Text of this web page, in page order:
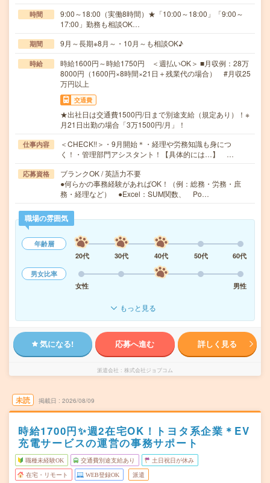
時間
9:00～18:00（実働8時間）★「10:00～18:00」「9:00～
17:00」勤務も相談OK…
期間 9月～長期※8月～・10月～も相談OK♪
時給
時給1600円～時給1750円 ＜週払いOK＞ ■月収例：28万
8000円（1600円×8時間×21日＋残業代の場合） #月収25
万円以上
交通費
★出社日は交通費1500円/日まで別途支給（規定あり）！※
月21日出勤の場合「3万1500円/月」！
仕事内容
＜CHECK!!＞・9月開始＊・経理や労務知識も身につ
く！・管理部門アシスタント！【具体的には…】 …
応募資格
ブランクOK / 英語力不要
●何らかの事務経験があればOK！（例：総務・労務・庶
務・経理など） ●Excel：SUM関数、 Po…
職場の雰囲気
年齢層
20代
30代 40代 50代
60代
男女比率
女性
男性
もっと見る
気になる! 応募へ進む 詳しく見る
派遣会社 株式会社ジョブコム
未読 掲載日 2026/08/09
時給1700円✨週2在宅OK！トヨタ系企業＊EV
充電サービスの運営の事務サポート
職種未経験OK 交通費別途支給あり 土日祝日が休み
在宅・リモート WEB登録OK 派遣